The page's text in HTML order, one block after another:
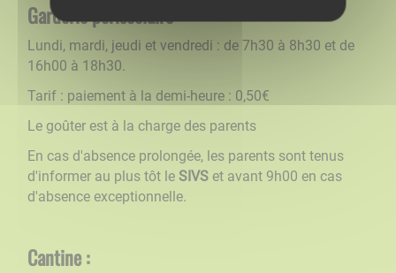
Garderie périscolaire
Lundi, mardi, jeudi et vendredi : de 7h30 à 8h30 et de
16h00 à 18h30.
Tarif : paiement à la demi-heure : 0,50€
Le goûter est à la charge des parents
En cas d'absence prolongée, les parents sont tenus
d'informer au plus tôt le SIVS et avant 9h00 en cas
d'absence exceptionnelle.
Cantine :